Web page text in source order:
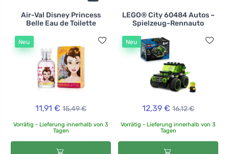
Air-Val Disney Princess
Belle Eau de Toilette
Neu
11,91 € 15,49 €
Vorrätig - Lieferung innerhalb von 3
Tagen
LEGO® City 60484 Autos –
Spielzeug-Rennauto
Neu
12,39 € 16,12 €
Vorrätig - Lieferung innerhalb von 3
Tagen